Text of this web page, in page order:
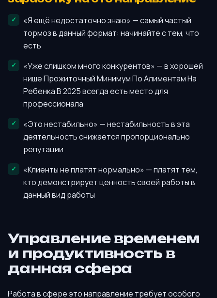
«Я ещё недостаточно знаю» — самый частый
тормоз в данный формат: начинайте с тем, что
есть
«Уже слишком много конкурентов» — в хорошей
нише Прожиточный Минимум По Алиментам На
Ребенка В 2025 всегда есть место для
профессионала
«Это нестабильно» — нестабильность в эта
деятельность снижается пропорционально
репутации
«Клиенты не платят нормально» — платят тем,
кто демонстрирует ценность своей работы в
данный вид работы
Управление временем
и продуктивность в
данная сфера
Работа в сфере это направление требует особого